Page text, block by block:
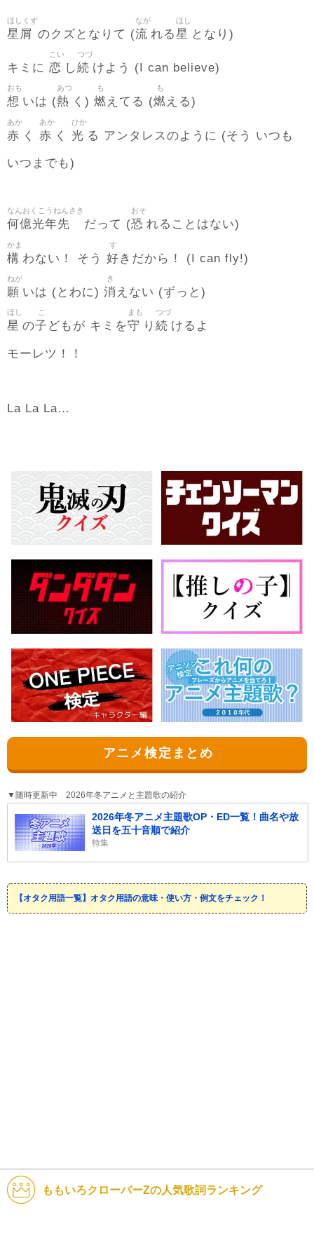
星屑
ほしくず
のクズとなりて (流
なが
れる星
ほし
となり)
キミに 恋
こい
し続
つづ
けよう (I can believe)
想
おも
いは (熱
あつ
く) 燃
も
えてる (燃
も
える)
赤
あか
く 赤
あか
く 光
ひか
る アンタレスのように (そう いつも
いつまでも)
何億光年先
なんおくこうねんさき
だって (恐
おそ
れることはない)
構
かま
わない！ そう 好
す
きだから！ (I can fly!)
願
ねが
いは (とわに) 消
き
えない (ずっと)
星
ほし
の子
こ
どもが キミを守
まも
り 続
つづ
けるよ
モーレツ！！
La La La…
アニメ検定まとめ
▼随時更新中 2026年冬アニメと主題歌の紹介
2026年冬アニメ主題歌OP・ED一覧！曲名や放
送日を五十音順で紹介
特集
【オタク用語一覧】オタク用語の意味・使い方・例文をチェック！
ももいろクローバーZの人気歌詞ランキング